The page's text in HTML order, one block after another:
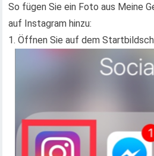
So fügen Sie ein Foto aus Meine
auf Instagram hinzu:
1. Öffnen Sie auf dem